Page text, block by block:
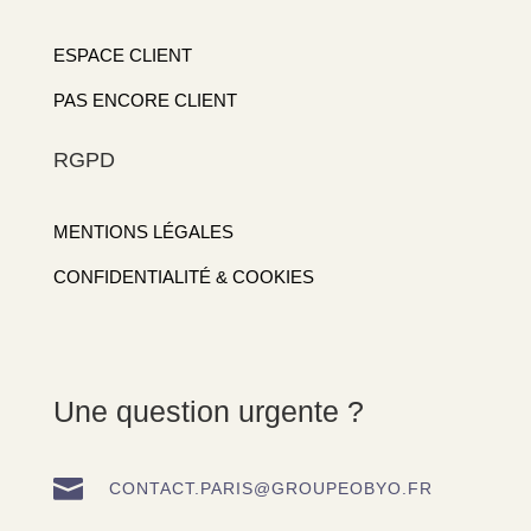
ESPACE CLIENT
PAS ENCORE CLIENT
RGPD
MENTIONS LÉGALES
CONFIDENTIALITÉ & COOKIES
Une question urgente ?
 CONTACT.PARIS@GROUPEOBYO.FR